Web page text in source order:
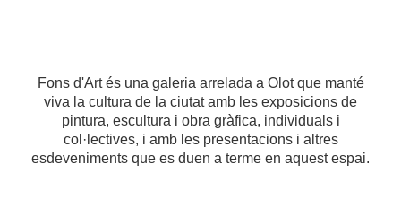
Fons d'Art és una galeria arrelada a Olot que manté
viva la cultura de la ciutat amb les exposicions de
pintura, escultura i obra gràfica, individuals i
col·lectives, i amb les presentacions i altres
esdeveniments que es duen a terme en aquest espai.